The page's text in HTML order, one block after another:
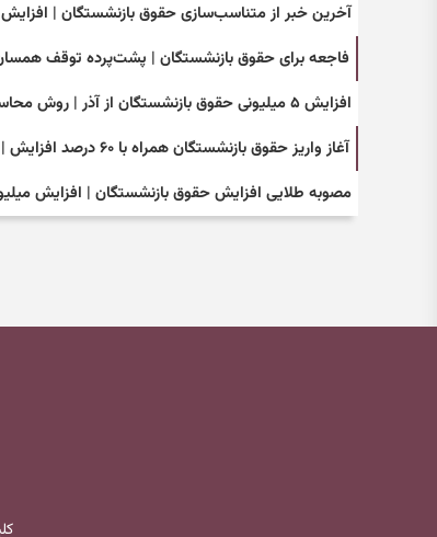
آخرین خبر از متناسب‌سازی حقوق بازنشستگان | افزایش حقوق تا
فاجعه برای حقوق بازنشستگان | پشت‌پرده توقف
افزایش ۵ میلیونی حقوق بازنشستگان از آذر | روش محاسبه حقوق پس از اصلاحات جدید
آغاز واریز حقوق بازنشستگان همراه با ۶۰ درصد افزایش | خبر خوش واریزی ویژه برای بازنشستگان
مصوبه طلایی افزایش حقوق بازنشستگان | افزایش